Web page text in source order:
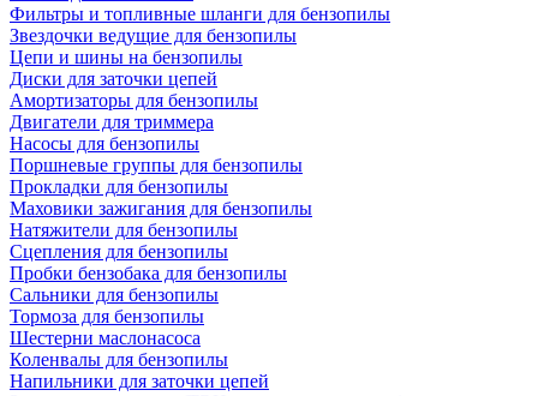
Фильтры и топливные шланги для бензопилы
Звездочки ведущие для бензопилы
Цепи и шины на бензопилы
Диски для заточки цепей
Амортизаторы для бензопилы
Двигатели для триммера
Насосы для бензопилы
Поршневые группы для бензопилы
Прокладки для бензопилы
Маховики зажигания для бензопилы
Натяжители для бензопилы
Сцепления для бензопилы
Пробки бензобака для бензопилы
Сальники для бензопилы
Тормоза для бензопилы
Шестерни маслонасоса
Коленвалы для бензопилы
Напильники для заточки цепей